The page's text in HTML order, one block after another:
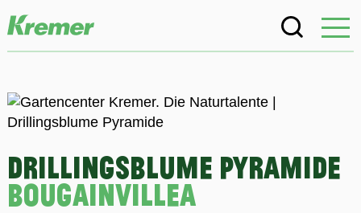
Drillingsblume Pyramide
Bougainvillea